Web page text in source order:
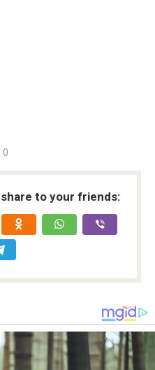
0
to your friends: